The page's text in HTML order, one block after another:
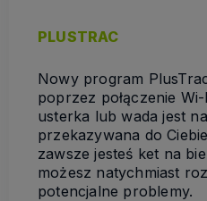
PLUSTRAC
Nowy program
poprzez połączenie
usterka lub wada jest
przekazywana do
zawsze jesteś ket na
możesz natychmiast
potencjalne problemy.